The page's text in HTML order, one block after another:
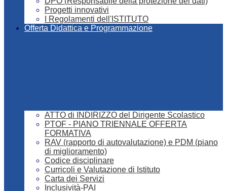
Progetti innovativi
I Regolamenti dell'ISTITUTO
Offerta Didattica e Programmazione
ATTO di INDIRIZZO del Dirigente Scolastico
PTOF - PIANO TRIENNALE OFFERTA
FORMATIVA
RAV (rapporto di autovalutazione) e PDM (piano
di miglioramento)
Codice disciplinare
Curricoli e Valutazione di Istituto
Carta dei Servizi
Inclusività-PAI